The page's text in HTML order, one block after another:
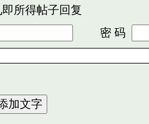
即所得帖子回复
密 码